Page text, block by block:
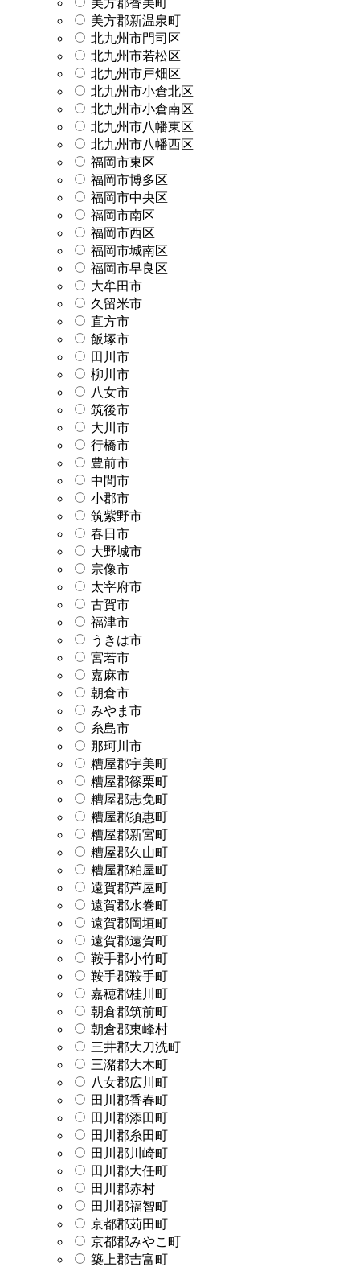
美方郡新温泉町
北九州市門司区
北九州市若松区
北九州市戸畑区
北九州市小倉北区
北九州市小倉南区
北九州市八幡東区
北九州市八幡西区
福岡市東区
福岡市博多区
福岡市中央区
福岡市南区
福岡市西区
福岡市城南区
福岡市早良区
大牟田市
久留米市
直方市
飯塚市
田川市
柳川市
八女市
筑後市
大川市
行橋市
豊前市
中間市
小郡市
筑紫野市
春日市
大野城市
宗像市
太宰府市
古賀市
福津市
うきは市
宮若市
嘉麻市
朝倉市
みやま市
糸島市
那珂川市
糟屋郡宇美町
糟屋郡篠栗町
糟屋郡志免町
糟屋郡須惠町
糟屋郡新宮町
糟屋郡久山町
糟屋郡粕屋町
遠賀郡芦屋町
遠賀郡水巻町
遠賀郡岡垣町
遠賀郡遠賀町
鞍手郡小竹町
鞍手郡鞍手町
嘉穂郡桂川町
朝倉郡筑前町
朝倉郡東峰村
三井郡大刀洗町
三潴郡大木町
八女郡広川町
田川郡香春町
田川郡添田町
田川郡糸田町
田川郡川崎町
田川郡大任町
田川郡赤村
田川郡福智町
京都郡苅田町
京都郡みやこ町
築上郡吉富町